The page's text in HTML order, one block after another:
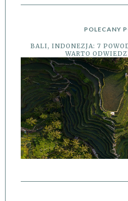
POLECANY
BALI, INDONEZJA: 7
WARTO